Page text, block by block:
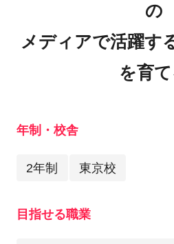
の
メディアで活躍す
を育
年制・校舎
2年制 東京校
目指せる職業